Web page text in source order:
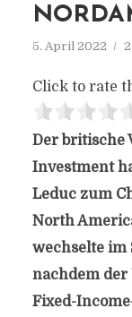
5. April 2022
Click to rate
Der britische
Investment
Leduc zum
North
wechselte im
nachdem der
Fixed-